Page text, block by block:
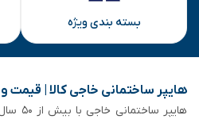
بسته بندی ویژه
هایپر ساختمانی خاجی‌ کالا | قیمت